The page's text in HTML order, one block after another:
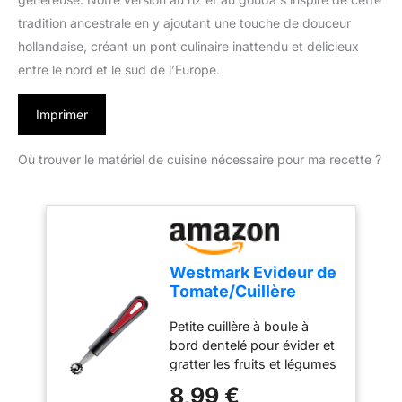
tradition ancestrale en y ajoutant une touche de douceur
hollandaise, créant un pont culinaire inattendu et délicieux
entre le nord et le sud de l’Europe.
Imprimer
Où trouver le matériel de cuisine nécessaire pour ma recette ?
Westmark Evideur de
Tomate/Cuillère
Souche de Tomate,
Avec Bord dentelé, ø
2,1 cm, longueur :
16,6 cm, Acier
Petite cuillère à boule à
bord dentelé pour évider et
gratter les fruits et légumes
8,99 €